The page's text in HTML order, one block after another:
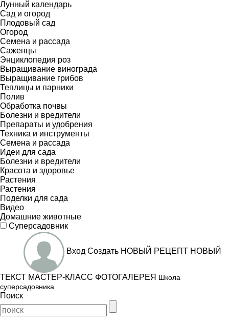
Лунный календарь
Сад и огород
Плодовый сад
Огород
Семена и рассада
Саженцы
Энциклопедия роз
Выращивание винограда
Выращивание грибов
Теплицы и парники
Полив
Обработка почвы
Болезни и вредители
Препараты и удобрения
Техника и инструменты
Семена и рассада
Идеи для сада
Болезни и вредители
Красота и здоровье
Растения
Растения
Поделки для сада
Видео
Домашние животные
Суперсадовник
Вход Создать НОВЫЙ РЕЦЕПТ НОВЫЙ
ТЕКСТ МАСТЕР-КЛАСС ФОТОГАЛЕРЕЯ Школа
суперсадовника
Поиск